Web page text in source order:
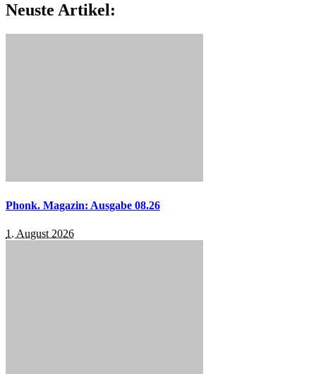
Neuste Artikel:
Phonk. Magazin: Ausgabe 08.26
1. August 2026